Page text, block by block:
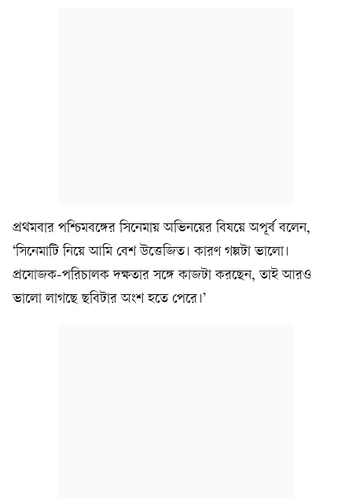
প্রথমবার পশ্চিমবঙ্গের সিনেমায় অভিনয়ের বিষয়ে অপূর্ব বলেন,
‘সিনেমাটি নিয়ে আমি বেশ উত্তেজিত। কারণ গল্পটা ভালো।
প্রযোজক-পরিচালক দক্ষতার সঙ্গে কাজটা করছেন, তাই আরও
ভালো লাগছে ছবিটার অংশ হতে পেরে।’